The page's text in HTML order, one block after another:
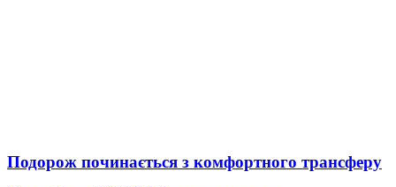
Подорож починається з комфортного трансферу